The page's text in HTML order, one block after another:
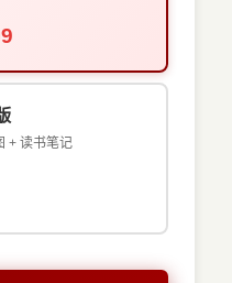
+ 读书笔记